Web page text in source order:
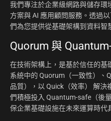
我們專注於企業級網路與儲存環
方案與 AI 應用顧問服務。透過
們為您提供從基礎架構到資料智
Quorum 與
在技術架構上，是基於信任的基
系統中的 Quorum（一致性）、
品質），以 Quick（效率） 解決
們積極投入 Quantum-safe（後
保企業基礎設施在未來運算時代